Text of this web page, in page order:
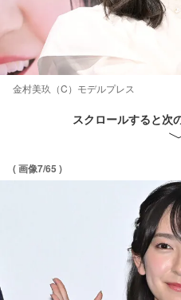
金村美玖（C）モデルプレス
スクロールすると次
( 画像7/65 )